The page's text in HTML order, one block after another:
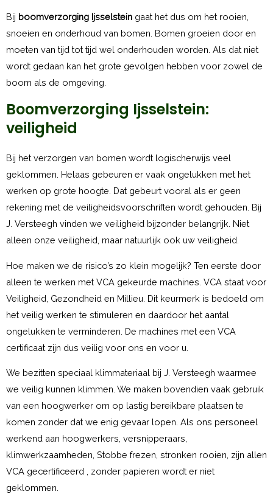
Bij boomverzorging Ijsselstein gaat het dus om het rooien,
snoeien en onderhoud van bomen. Bomen groeien door en
moeten van tijd tot tijd wel onderhouden worden. Als dat niet
wordt gedaan kan het grote gevolgen hebben voor zowel de
boom als de omgeving.
Boomverzorging Ijsselstein:
veiligheid
Bij het verzorgen van bomen wordt logischerwijs veel
geklommen. Helaas gebeuren er vaak ongelukken met het
werken op grote hoogte. Dat gebeurt vooral als er geen
rekening met de veiligheidsvoorschriften wordt gehouden. Bij
J. Versteegh vinden we veiligheid bijzonder belangrijk. Niet
alleen onze veiligheid, maar natuurlijk ook uw veiligheid.
Hoe maken we de risico’s zo klein mogelijk? Ten eerste door
alleen te werken met VCA gekeurde machines. VCA staat voor
Veiligheid, Gezondheid en Millieu. Dit keurmerk is bedoeld om
het veilig werken te stimuleren en daardoor het aantal
ongelukken te verminderen. De machines met een VCA
certificaat zijn dus veilig voor ons en voor u.
We bezitten speciaal klimmateriaal bij J. Versteegh waarmee
we veilig kunnen klimmen. We maken bovendien vaak gebruik
van een hoogwerker om op lastig bereikbare plaatsen te
komen zonder dat we enig gevaar lopen. Als ons personeel
werkend aan hoogwerkers, versnipperaars,
klimwerkzaamheden, Stobbe frezen, stronken rooien, zijn allen
VCA gecertificeerd , zonder papieren wordt er niet
geklommen.